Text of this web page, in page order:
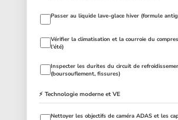
Passer au liquide lave-glace hiver (formule
Vérifier la climatisation et la courroie du
l'été)
Inspecter les durites du circuit de
(boursouflement, fissures)
⚡ Technologie moderne et VE
Nettoyer les objectifs de caméra ADAS et les